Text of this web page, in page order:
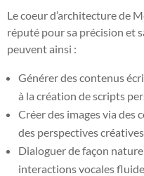
Le coeur d’architecture de
réputé pour sa précision et
peuvent ainsi :
Générer des contenus
à la création de scripts
Créer des images via des
des perspectives
Dialoguer de façon
interactions vocales